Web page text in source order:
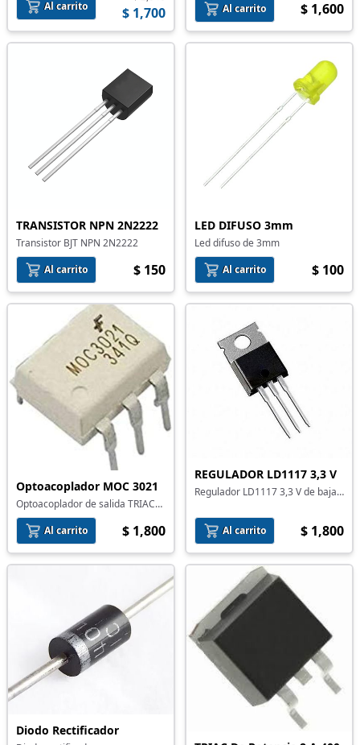
Al carrito
$ 1,700
Al carrito
$ 1,600
TRANSISTOR NPN 2N2222
Transistor BJT NPN 2N2222
Al carrito
$ 150
LED DIFUSO 3mm
Led difuso de 3mm
Al carrito
$ 100
Optoacoplador MOC 3021
Optoacoplador de salida TRIAC
MOC 3021
Al carrito
$ 1,800
REGULADOR LD1117 3,3 V
Regulador LD1117 3,3 V de baja
Al carrito
$ 1,800
Diodo Rectificador